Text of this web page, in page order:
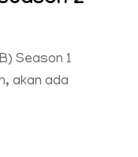
Season 1
akan ada